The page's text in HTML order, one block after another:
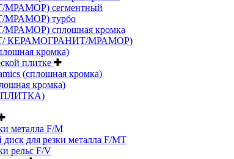
МРАМОР) сегментный
МРАМОР) турбо
МРАМОР) сплошная кромка
КЕРАМОГРАНИТ/МРАМОР)
кромка)
плитке
(сплошная кромка)
кромка)
металла F/M
для резки металла F/MT
рельс F/V